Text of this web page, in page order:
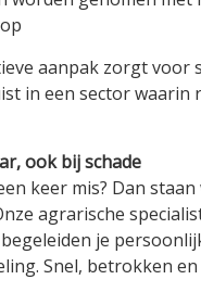
aanpak zorgt voor
in een sector waarin
ook bij schade
keer mis? Dan
agrarische
je
Snel, betrokken